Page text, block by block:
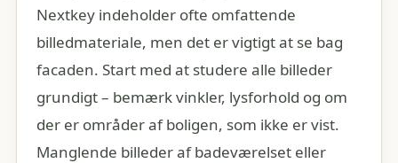
Nextkey indeholder ofte omfattende
billedmateriale, men det er vigtigt at se bag
facaden. Start med at studere alle billeder
grundigt – bemærk vinkler, lysforhold og om
der er områder af boligen, som ikke er vist.
Manglende billeder af badeværelset eller